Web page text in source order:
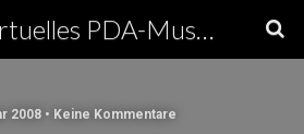
Olivers virtuelles PDA-Museum
2008 • Keine Kommentare